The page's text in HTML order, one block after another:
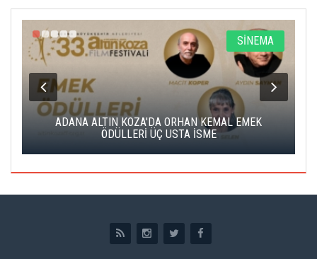
SİNEMA
ADANA ALTIN KOZA'DA ORHAN KEMAL EMEK
ÖDÜLLERİ ÜÇ USTA İSME